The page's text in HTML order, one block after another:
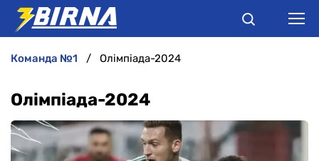
ІНТЕРВ'Ю
команда №1 Олімпіада-2024
Олімпіада-2024